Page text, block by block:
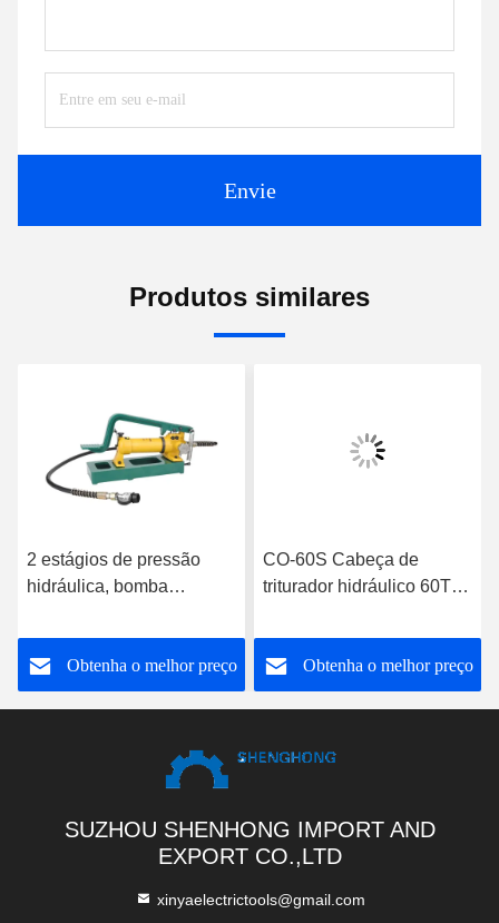
Envie
Produtos similares
2 estágios de pressão
hidráulica, bomba
pressão nominal de 700
bar
Obtenha o melhor preço
CO-60S Cabeça de
triturador hidráulico 60T
de cabo hidráulico de
transmissão de carga
pesada
Obtenha o melhor preço
SUZHOU SHENHONG IMPORT AND
EXPORT CO.,LTD
xinyaelectrictools@gmail.com